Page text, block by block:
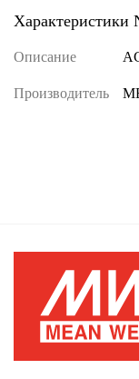
Характеристики
Описание
Производитель